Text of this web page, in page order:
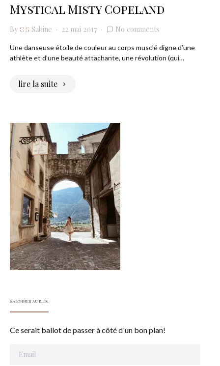
Mystical Misty Copeland
By Sabine 22 mai 2017 No comments
Une danseuse étoile de couleur au corps musclé digne d’une
athlète et d’une beauté attachante, une révolution (qui…
lire la suite
S'abonner au blog
Ce serait ballot de passer à côté d'un bon plan!